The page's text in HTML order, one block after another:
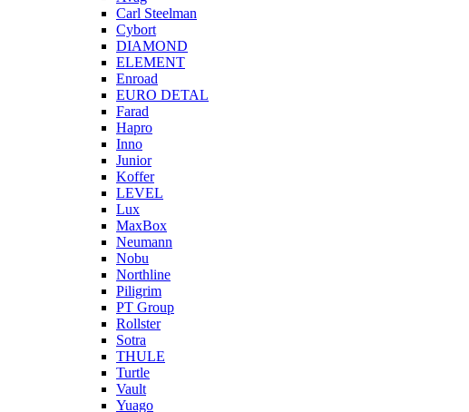
Carl Steelman
Cybort
DIAMOND
ELEMENT
Enroad
EURO DETAL
Farad
Hapro
Inno
Junior
Koffer
LEVEL
Lux
MaxBox
Neumann
Nobu
Northline
Piligrim
PT Group
Rollster
Sotra
THULE
Turtle
Vault
Yuago